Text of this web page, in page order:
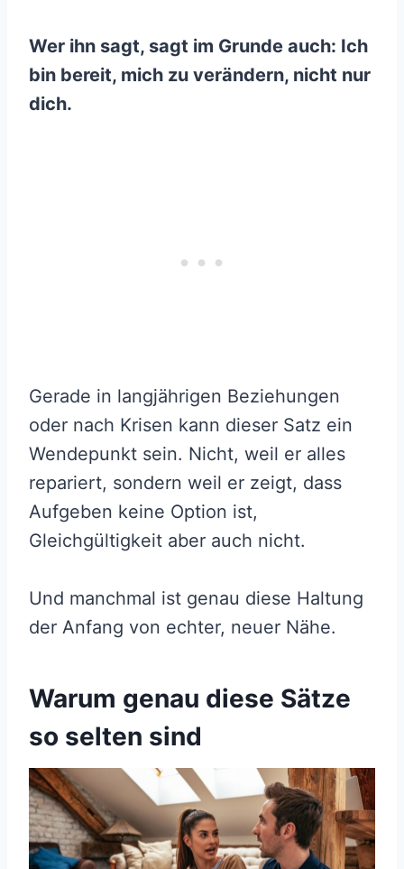
Wer ihn sagt, sagt im Grunde auch: Ich
bin bereit, mich zu verändern, nicht nur
dich.
Gerade in langjährigen Beziehungen
oder nach Krisen kann dieser Satz ein
Wendepunkt sein. Nicht, weil er alles
repariert, sondern weil er zeigt, dass
Aufgeben keine Option ist,
Gleichgültigkeit aber auch nicht.
Und manchmal ist genau diese Haltung
der Anfang von echter, neuer Nähe.
Warum genau diese Sätze
so selten sind